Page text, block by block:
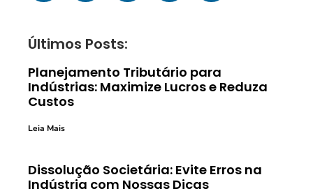
Últimos Posts:
Planejamento Tributário para
Indústrias: Maximize Lucros e Reduza
Custos
Leia Mais
Dissolução Societária: Evite Erros na
Indústria com Nossas Dicas